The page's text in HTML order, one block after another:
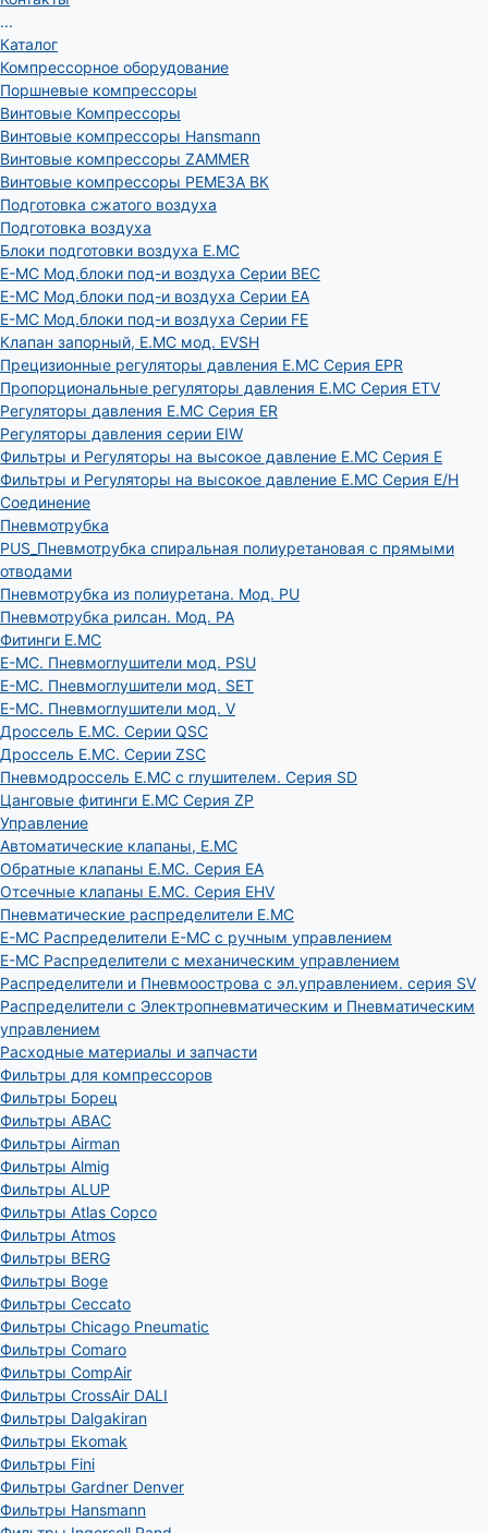
...
Каталог
Компрессорное оборудование
Поршневые компрессоры
Винтовые Компрессоры
Винтовые компрессоры Hansmann
Винтовые компрессоры ZAMMER
Винтовые компрессоры РЕМЕЗА ВК
Подготовка сжатого воздуха
Подготовка воздуха
Блоки подготовки воздуха E.MC
E-MC Мод.блоки под-и воздуха Серии BEC
E-MC Мод.блоки под-и воздуха Серии EA
E-MC Мод.блоки под-и воздуха Серии FE
Клапан запорный, E.MC мод. EVSH
Прецизионные регуляторы давления E.MC Серия EPR
Пропорциональные регуляторы давления E.MC Серия ETV
Регуляторы давления E.MC Серия ER
Регуляторы давления серии EIW
Фильтры и Регуляторы на высокое давление E.MC Серия E
Фильтры и Регуляторы на высокое давление E.MC Серия E/H
Соединение
Пневмотрубка
PUS_Пневмотрубка спиральная полиуретановая с прямыми
отводами
Пневмотрубка из полиуретана. Мод. РU
Пневмотрубка рилсан. Мод. PA
Фитинги E.MC
E-MC. Пневмоглушители мод. PSU
E-MC. Пневмоглушители мод. SET
E-MC. Пневмоглушители мод. V
Дроссель E.MC. Серии QSC
Дроссель E.MC. Серии ZSC
Пневмодроссель E.MC с глушителем. Серия SD
Цанговые фитинги E.MC Серия ZP
Управление
Автоматические клапаны, Е.МС
Обратные клапаны E.MC. Серия EA
Отсечные клапаны E.MC. Серия EHV
Пневматические распределители E.MC
E-MC Распределители E-MC с ручным управлением
E-MC Распределители с механическим управлением
Распределители и Пневмоострова с эл.управлением. серия SV
Распределители с Электропневматическим и Пневматическим
управлением
Расходные материалы и запчасти
Фильтры для компрессоров
Фильтры Борец
Фильтры ABAC
Фильтры Airman
Фильтры Almig
Фильтры ALUP
Фильтры Atlas Copco
Фильтры Atmos
Фильтры BERG
Фильтры Boge
Фильтры Ceccato
Фильтры Chicago Pneumatic
Фильтры Comaro
Фильтры CompAir
Фильтры CrossAir DALI
Фильтры Dalgakiran
Фильтры Ekomak
Фильтры Fini
Фильтры Gardner Denver
Фильтры Hansmann